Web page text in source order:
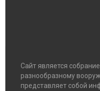
Сайт является
разнообразному
представляет собой